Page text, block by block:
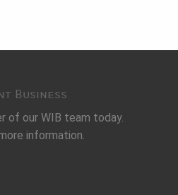
Business
of our WIB team today.
information.